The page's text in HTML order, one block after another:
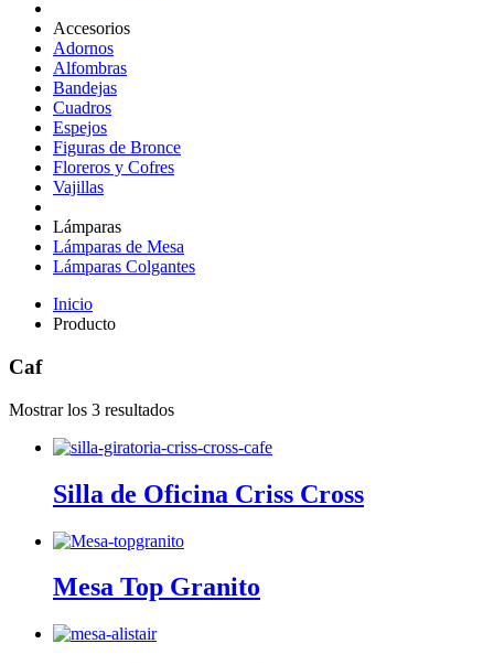
Accesorios
Adornos
Alfombras
Bandejas
Cuadros
Espejos
Figuras de Bronce
Floreros y Cofres
Vajillas
Lámparas
Lámparas de Mesa
Lámparas Colgantes
Inicio
Producto
Caf
Mostrar los 3 resultados
Silla de Oficina Criss Cross
Mesa Top Granito